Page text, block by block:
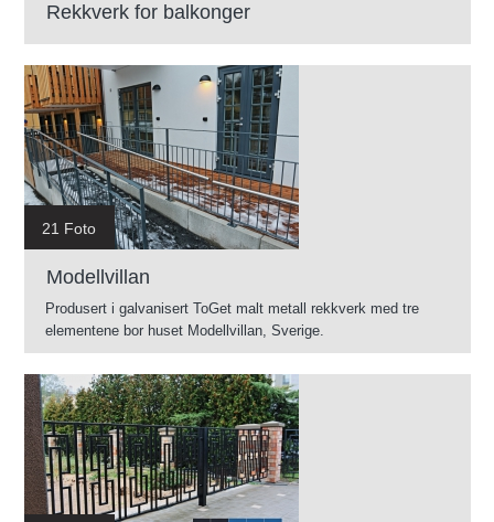
Rekkverk for balkonger
21 Foto
Modellvillan
Produsert i galvanisert ToGet malt metall rekkverk med tre
elementene bor huset Modellvillan, Sverige.